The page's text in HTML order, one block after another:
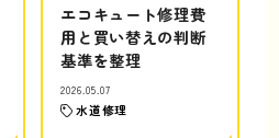
エコキュート修理費
用と買い替えの判断
基準を整理
2026.05.07
水道修理